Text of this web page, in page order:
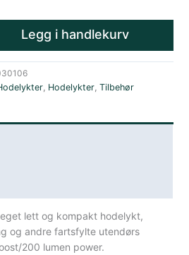
Legg i handlekurv
, Hodelykter,Tilbehør
lett og kompakt hodelykt,
og andre fartsfylte utendørs
200 lumen power.